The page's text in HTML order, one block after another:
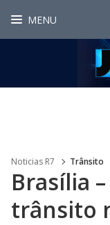
MENU
Noticias R7 Trânsito
Brasília
trânsito